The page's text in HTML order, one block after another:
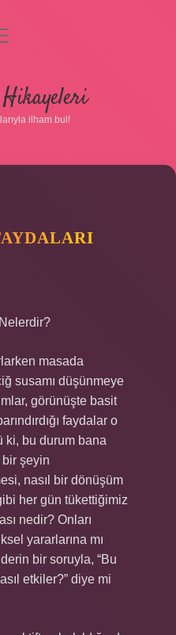
ilham bul!
masada
susamı düşünmeye
görünüşte basit
faydalar o
ki, bu durum bana
şeyin
nasıl bir dönüşüm
her gün tükettiğimiz
nedir? Onları
yararlarına mı
bir soruyla, “Bu
etkiler?” diye mi